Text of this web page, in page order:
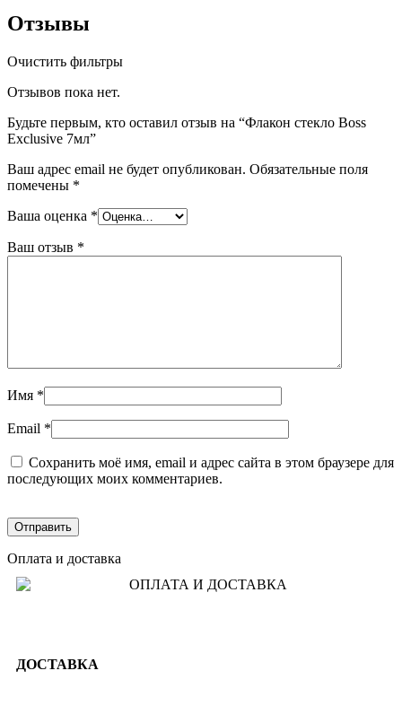
Отзывы
Очистить фильтры
Отзывов пока нет.
Будьте первым, кто оставил отзыв на “Флакон стекло Boss
Exclusive 7мл”
Ваш адрес email не будет опубликован. Обязательные поля
помечены *
Ваша оценка *
Ваш отзыв *
Имя *
Email *
Сохранить моё имя, email и адрес сайта в этом браузере для
последующих моих комментариев.
Оплата и доставка
ДОСТАВКА